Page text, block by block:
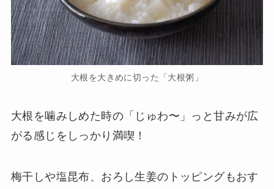
大根を大きめに切った「大根粥」
大根を噛みしめた時の「じゅわ〜」っと甘みが広
がる感じをしっかり満喫！
梅干しや塩昆布、おろし生姜のトッピングもおす